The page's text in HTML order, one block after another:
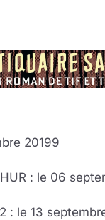
20199
: le 06
: le 13